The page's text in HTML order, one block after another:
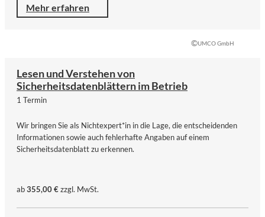
Mehr erfahren
©UMCO GmbH
Lesen und Verstehen von
Sicherheitsdatenblättern im Betrieb
1 Termin
Wir bringen Sie als Nichtexpert*in in die Lage, die entscheidenden
Informationen sowie auch fehlerhafte Angaben auf einem
Sicherheitsdatenblatt zu erkennen.
ab355,00 €zzgl. MwSt.